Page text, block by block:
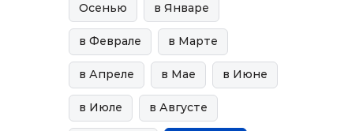
Осенью в Январе
в Феврале в Марте
в Апреле в Мае в Июне
в Июле в Августе